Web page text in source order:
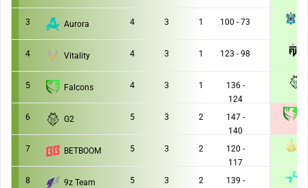
3 Aurora 4 3 1 100 - 73
4 Vitality 4 3 1 123 - 98
5 Falcons 4 3 1
136 -
124
6 G2 5 3 2
147 -
140
7 BETBOOM 5 3 2
120 -
117
8 9z Team 5 3 2
139 -